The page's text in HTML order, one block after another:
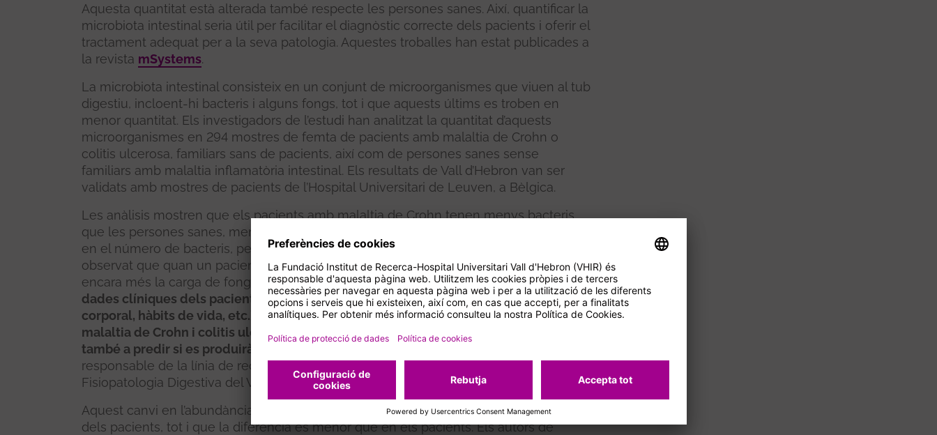
Aquesta quantitat està alterada també respecte les persones sanes. Així, quantificar la
microbiota intestinal seria útil per facilitar el diagnòstic correcte dels pacients i oferir el
tractament adequat per a la seva patologia. Aquestes troballes han estat publicades a
la revista mSystems.
La microbiota intestinal consisteix en un conjunt de microorganismes que viuen al tub
digestiu, incloent-hi bacteris i alguns fongs, tot i que aquests últims es troben en
menor quantitat. Els investigadors de l’estudi han analitzat la quantitat d’aquests
microorganismes en 294 mostres de femta de pacients amb malaltia de Crohn o
colitis ulcerosa, familiars sans de pacients, així com de persones sanes sense
familiars amb malaltia inflamatòria intestinal. Els resultats de Vall d’Hebron van ser
validats amb mostres de pacients de l’Hospital Universitari de Leuven, a Bèlgica.
Les anàlisis mostren que els pacients amb malaltia de Crohn tenen menys bacteris
que les persones sanes, mentre que en colitis ulcerosa hi ha també una disminució
en el número de bacteris, però un augment en el número de fongs. A més, s’ha
observat que quan un pacient amb colitis ulcerosa presenta un brot, s’incrementa
encara més la carga de fongs.
“Combinant la informació sobre la microbiota amb les
dades clíniques dels pacients (resultats en proves mèdiques, índex de massa
corporal, hàbits de vida, etc.) tindrem una gran capacitat per discriminar entre
malaltia de Crohn i colitis ulcerosa. Ajudarà, per tant, al diagnòstic de la malaltia i
també a predir si es produirà un brot”
responsable de la línia de recerca de Microbiota Intestinal del grup de Fisiologia y
Fisiopatologia Digestiva del VHIR.
Aquest canvi en l’abundància de microorganismes s’observa també en familiars sans
dels pacients, tot i que la diferència és menor que en els pacients. Els autors de